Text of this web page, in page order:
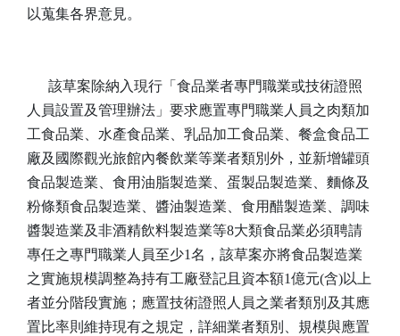
以蒐集各界意見。
該草案除納入現行「食品業者專門職業或技術證照
人員設置及管理辦法」要求應置專門職業人員之肉類加
工食品業、水產食品業、乳品加工食品業、餐盒食品工
廠及國際觀光旅館內餐飲業等業者類別外，並新增罐頭
食品製造業、食用油脂製造業、蛋製品製造業、麵條及
粉條類食品製造業、醬油製造業、食用醋製造業、調味
醬製造業及非酒精飲料製造業等8大類食品業必須聘請
專任之專門職業人員至少1名，該草案亦將食品製造業
之實施規模調整為持有工廠登記且資本額1億元(含)以上
者並分階段實施；應置技術證照人員之業者類別及其應
置比率則維持現有之規定，詳細業者類別、規模與應置